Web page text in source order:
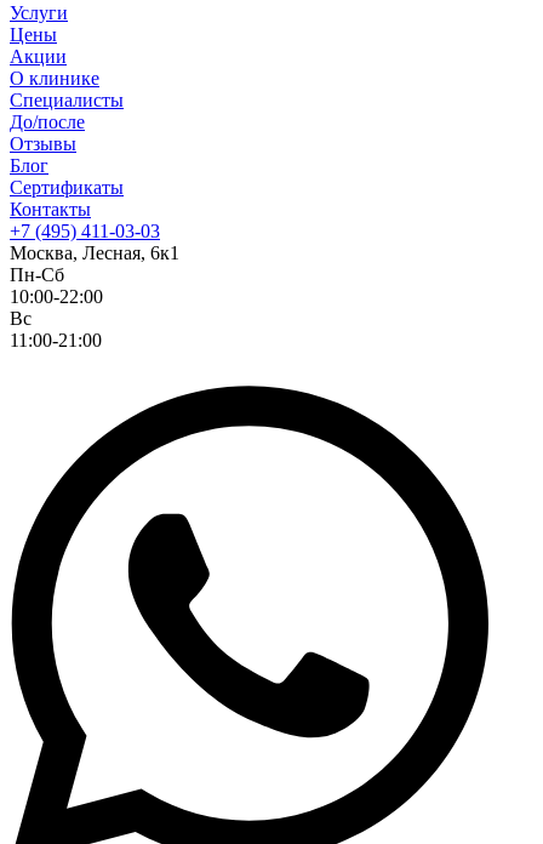
Услуги
Цены
Акции
О клинике
Специалисты
До/после
Отзывы
Блог
Сертификаты
Контакты
+7 (495) 411-03-03
Москва, Лесная, 6к1
Пн-Сб
10:00-22:00
Вс
11:00-21:00